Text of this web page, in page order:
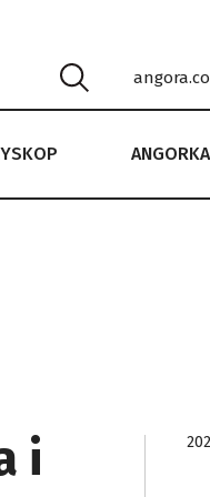
NIE TYLKO DLA DZIECI…
i